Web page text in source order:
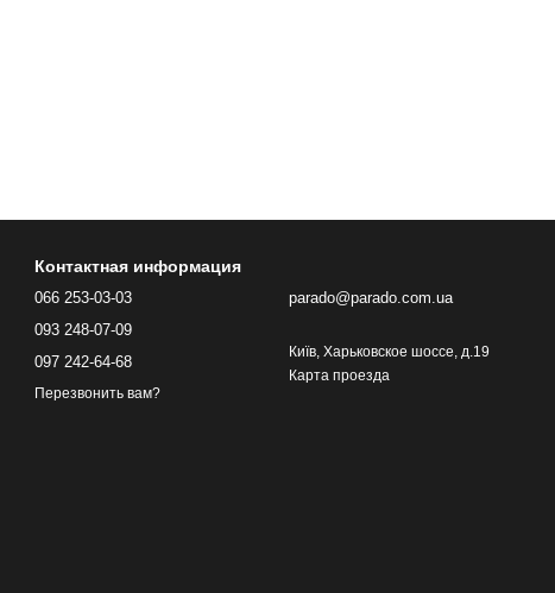
Контактная информация
066 253-03-03
093 248-07-09
097 242-64-68
Перезвонить вам?
parado@parado.com.ua
Київ, Харьковское шоссе, д.19
Карта проезда